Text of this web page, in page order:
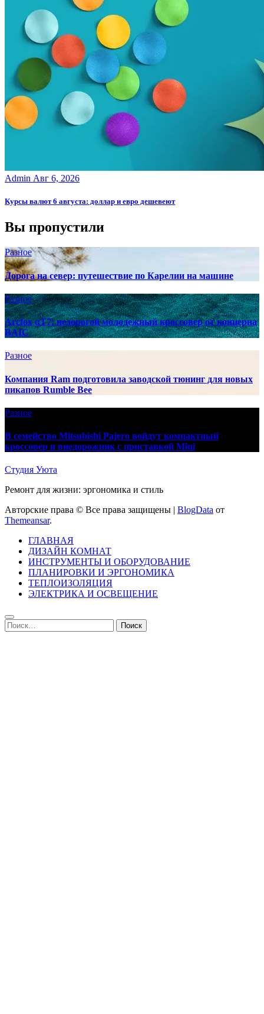
Admin Авг 6, 2026
Курсы валют 6 августа: доллар и евро дешевеют
Вы пропустили
Разное
Дорога на север: путешествие по Карелии на машине
Разное
Arcfox αT7: недорогой молодежный кроссовер от концерна
BAIC
Разное
Компания Ram подготовила заводской тюнинг для новых
пикапов Rumble Bee
Разное
В семейство Mitsubishi Pajero войдут компактный
кроссовер и внедорожник с приставкой Mini
Студия Уюта
Ремонт для жизни: эргономика и стиль
Авторские права © Все права защищены | BlogData от
Themeansar.
ГЛАВНАЯ
ДИЗАЙН КОМНАТ
ИНСТРУМЕНТЫ И ОБОРУДОВАНИЕ
ПЛАНИРОВКИ И ЭРГОНОМИКА
ТЕПЛОИЗОЛЯЦИЯ
ЭЛЕКТРИКА И ОСВЕЩЕНИЕ
Найти: